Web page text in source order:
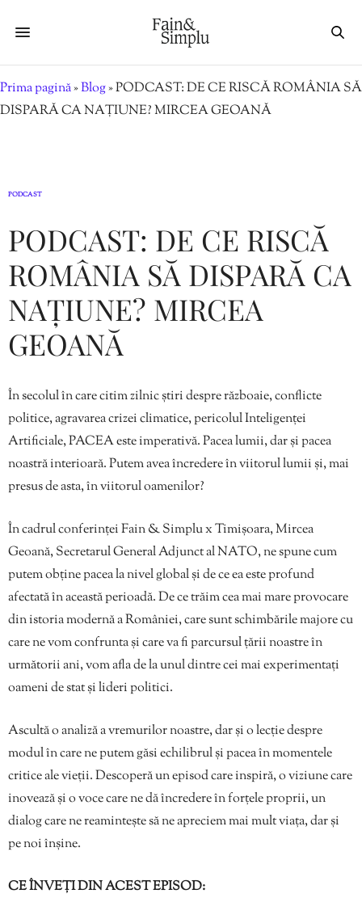
Prima pagină»Blog»PODCAST: DE CE RISCĂ ROMÂNIA SĂ
DISPARĂ CA NAȚIUNE? MIRCEA GEOANĂ
PODCAST
PODCAST: DE CE RISCĂ
ROMÂNIA SĂ DISPARĂ CA
NAȚIUNE? MIRCEA
GEOANĂ
În secolul în care citim zilnic știri despre războaie, conflicte
politice, agravarea crizei climatice, pericolul Inteligenței
Artificiale, PACEA este imperativă. Pacea lumii, dar și pacea
noastră interioară. Putem avea încredere în viitorul lumii și, mai
presus de asta, în viitorul oamenilor?
În cadrul conferinței Fain & Simplu x Timișoara, Mircea
Geoană, Secretarul General Adjunct al NATO, ne spune cum
putem obține pacea la nivel global și de ce ea este profund
afectată în această perioadă. De ce trăim cea mai mare provocare
din istoria modernă a României, care sunt schimbările majore cu
care ne vom confrunta și care va fi parcursul țării noastre în
următorii ani, vom afla de la unul dintre cei mai experimentați
oameni de stat și lideri politici.
Ascultă o analiză a vremurilor noastre, dar și o lecție despre
modul în care ne putem găsi echilibrul și pacea în momentele
critice ale vieții. Descoperă un episod care inspiră, o viziune care
inovează și o voce care ne dă încredere în forțele proprii, un
dialog care ne reamintește să ne apreciem mai mult viața, dar și
pe noi înșine.
CE ÎNVEȚI DIN ACEST EPISOD: